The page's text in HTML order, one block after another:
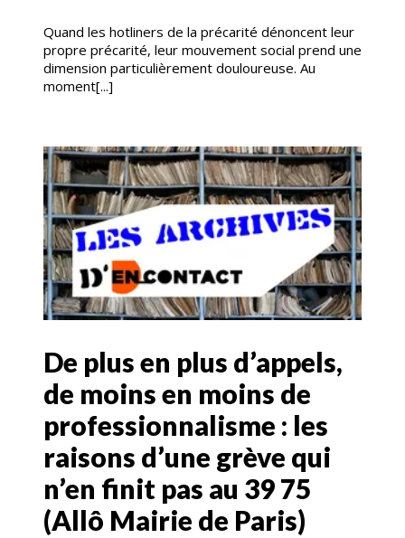
Quand les hotliners de la précarité dénoncent leur
propre précarité, leur mouvement social prend une
dimension particulièrement douloureuse. Au
moment[...]
De plus en plus d’appels,
de moins en moins de
professionnalisme : les
raisons d’une grève qui
n’en finit pas au 39 75
(Allô Mairie de Paris)